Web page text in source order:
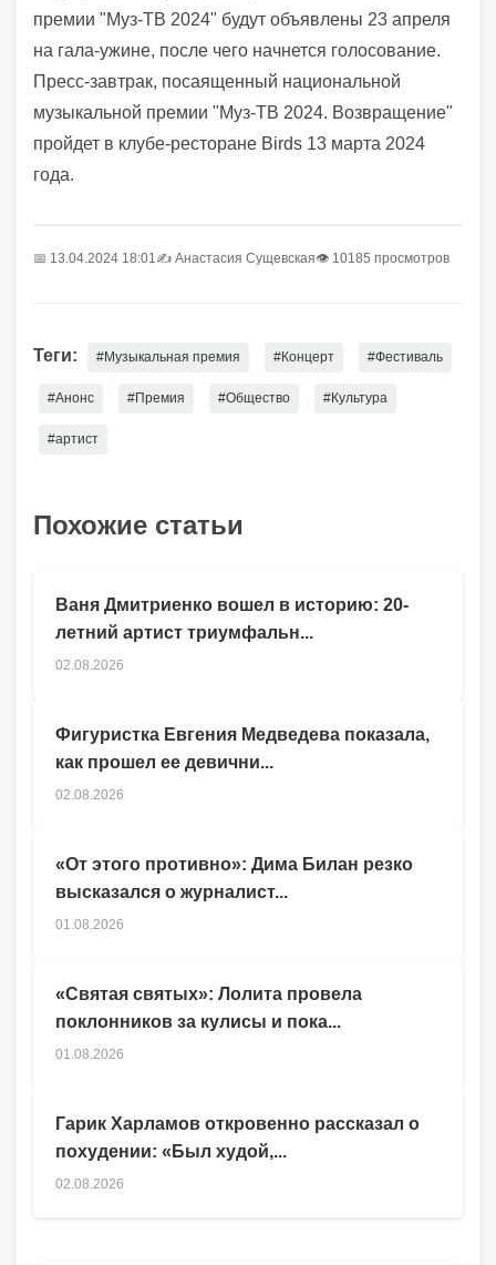
премии "Муз-ТВ 2024" будут объявлены 23 апреля
на гала-ужине, после чего начнется голосование.
Пресс-завтрак, посаященный национальной
музыкальной премии "Муз-ТВ 2024. Возвращение"
пройдет в клубе-ресторане Birds 13 марта 2024
года.
📅 13.04.2024 18:01✍️ Анастасия Сущевская👁 10185 просмотров
Теги: #Музыкальная премия #Концерт #Фестиваль
#Анонс #Премия #Общество #Культура
#артист
Похожие статьи
Гарик Харламов откровенно рассказал о
похудении: «Был худой,...
02.08.2026
Ваня Дмитриенко вошел в историю: 20-
летний артист триумфальн...
02.08.2026
Фигуристка Евгения Медведева показала,
как прошел ее девични...
02.08.2026
«От этого противно»: Дима Билан резко
высказался о журналист...
01.08.2026
«Святая святых»: Лолита провела
поклонников за кулисы и пока...
01.08.2026